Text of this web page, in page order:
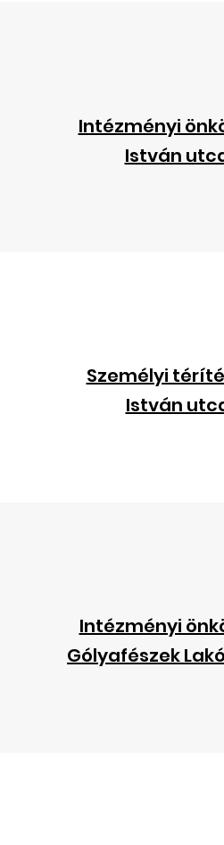
Intézményi
István
Személyi
István
Intézményi
Gólyafészek